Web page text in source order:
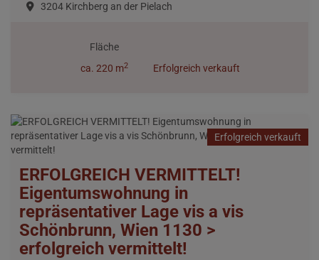
3204 Kirchberg an der Pielach
Fläche
ca. 220 m2 Erfolgreich verkauft
Erfolgreich verkauft
ERFOLGREICH VERMITTELT!
Eigentumswohnung in
repräsentativer Lage vis a vis
Schönbrunn, Wien 1130 >
erfolgreich vermittelt!